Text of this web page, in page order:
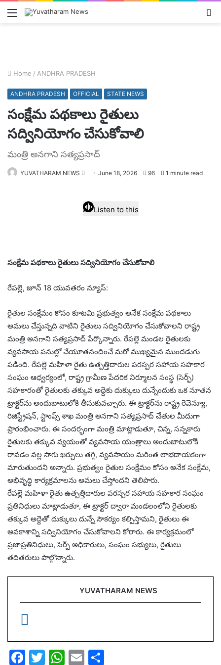
Menu
Home / ANDHRA PRADESH
ANDHRA PRADESH OFFICIAL STATE NEWS
సంక్షేమ పథకాలు రైతులు
సద్వినియోగం చేసుకోవాలి
మంత్రి అనగాని సత్యప్రసాద్
YUVATHARAM NEWS
SendJune 18, 2026 96 1 minute read
Listen to this
సంక్షేమ పథకాలు రైతులు సద్వినియోగం చేసుకోవాలి
రేపల్లె, జూన్ 18 యువతరం న్యూస్:
రైతుల సంక్షేమం కోసం కూటమి ప్రభుత్వం అనేక సంక్షేమ పథకాలు
అమలు చేస్తున్నది వాటిని రైతులు సద్వినియోగం చేసుకోవాలని రాష్ట్ర
మంత్రి అనగాని సత్యప్రసాద్ పేర్కొన్నారు. రేపల్లె మండల రైతులకు
వ్యవసాయ పనుల్లో చేయూతనందించే మరో ముఖ్యమైన ముందడుగు
పడింది. రేపల్లె మహిళా రైతు ఉత్పత్తిదారుల పరస్పర సహాయ సహకార
సంఘం ఆధ్వర్యంలో, రాష్ట్ర గ్రామీణ పేదరిక నిర్మూలన సంస్థ (సెర్ఫ్)
సహకారంతో రైతులకు తక్కువ అద్దెకు దుక్కులు దున్నేందుకు ఒక నూతన
ట్రాక్టర్‌ను అందుబాటులోకి తీసుకువచ్చారు. ఈ ట్రాక్టర్‌ను రాష్ట్ర రెవెన్యూ,
రిజిస్ట్రేషన్, స్టాంప్స్ శాఖ మంత్రి అనగాని సత్యప్రసాద్ చేతుల మీదుగా
ప్రారంభించారు. ఈ సందర్భంగా మంత్రి మాట్లాడుతూ, చిన్న, సన్నకారు
రైతులకు తక్కువ వ్యయంతో వ్యవసాయ యంత్రాలు అందుబాటులోకి
రావడం వల్ల సాగు ఖర్చులు తగ్గి, వ్యవసాయం మరింత లాభదాయకంగా
మారుతుందని అన్నారు. ప్రభుత్వం రైతుల సంక్షేమం కోసం అనేక సంక్షేమ,
అభివృద్ధి కార్యక్రమాలను అమలు చేస్తోందని తెలిపారు.
రేపల్లె మహిళా రైతు ఉత్పత్తిదారుల పరస్పర సహాయ సహకార సంఘం
ప్రతినిధులు మాట్లాడుతూ, ఈ ట్రాక్టర్ ద్వారా మండలంలోని రైతులకు
తక్కువ అద్దెతో దుక్కులు దున్నే సౌకర్యం కల్పిస్తామని, రైతులు ఈ
అవకాశాన్ని సద్వినియోగం చేసుకోవాలని కోరారు. ఈ కార్యక్రమంలో
ప్రజాప్రతినిధులు, సెర్ఫ్ అధికారులు, సంఘం సభ్యులు, రైతులు
తదితరులు పాల్గొన్నారు.
YUVATHARAM NEWS
F
T
W E